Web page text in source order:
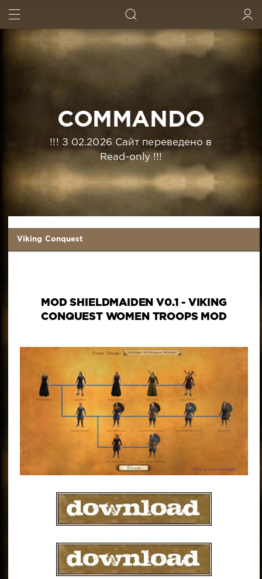
COMMANDO
!!! З 02.2026 Сайт переведено в
Read-only !!!
Viking Conquest
MOD SHIELDMAIDEN V0.1 - VIKING
CONQUEST WOMEN TROOPS MOD